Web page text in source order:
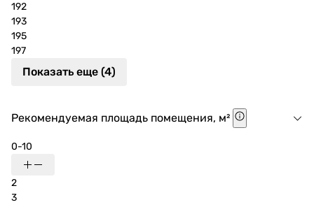
192
193
195
197
Показать еще (4)
Рекомендуемая площадь помещения, м²
0-10
2
3